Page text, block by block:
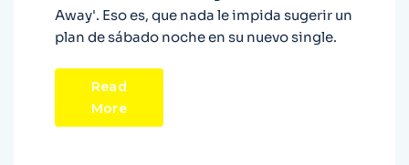
Away'. Eso es, que nada le impida sugerir un
plan de sábado noche en su nuevo single.
Read
More